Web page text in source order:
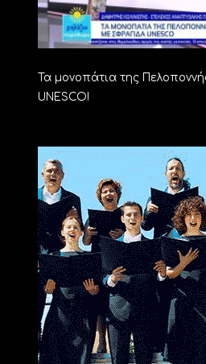
Τα μονοπάτια της
UNESCO!